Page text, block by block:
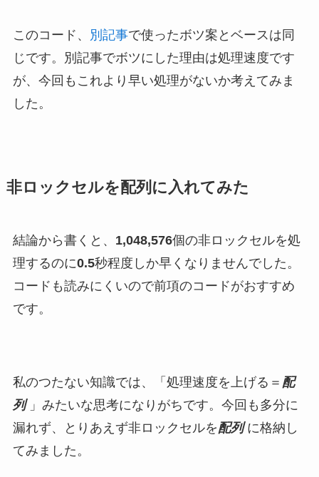
このコード、 別記事で使ったボツ案とベースは同
じです。別記事でボツにした理由は処理速度です
が、今回もこれより早い処理がないか考えてみま
した。
非ロックセルを配列に入れてみた
結論から書くと、 1,048,576個の非ロックセルを処
理するのに0.5秒程度しか早くなりませんでした。
コードも読みにくいので前項のコードがおすすめ
です。
私のつたない知識では、「処理速度を上げる＝ 配
列」みたいな思考になりがちです。今回も多分に
漏れず、とりあえず非ロックセルを配列に格納し
てみました。